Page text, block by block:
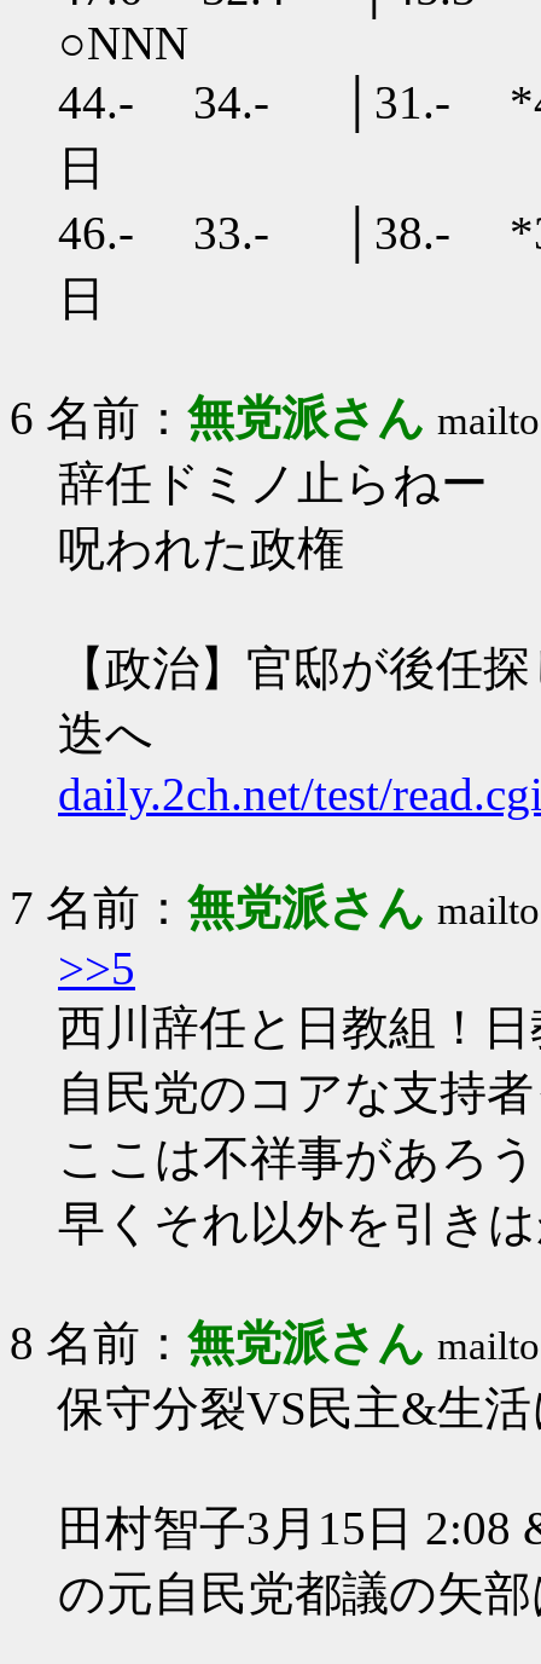
○NNN
44.- 34.- │31.-
日
46.- 33.- │38.-
日
6 名前： 無党派さん
辞任ドミノ止らねー
呪われた政権
【政治】官邸が後任
迭へ
daily.2ch.net/test/
7 名前： 無党派さん
>>5
西川辞任と日教組！
自民党のコアな支持
ここは不祥事があろ
早くそれ以外を引き
8 名前： 無党派さん
保守分裂VS民主&生
田村智子3月15日
の元自民党都議の矢